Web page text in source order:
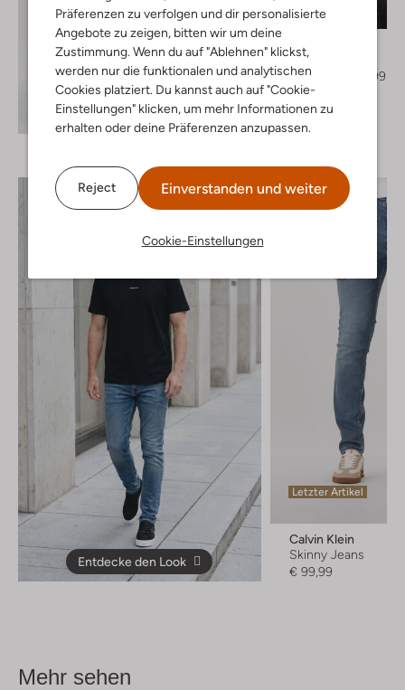
Präferenzen zu verfolgen und dir personalisierte
Angebote zu zeigen, bitten wir um deine
Zustimmung. Wenn du auf "Ablehnen" klickst,
werden nur die funktionalen und analytischen
Cookies platziert. Du kannst auch auf "Cookie-
Einstellungen" klicken, um mehr Informationen zu
erhalten oder deine Präferenzen anzupassen.
Reject Einverstanden und weiter
Cookie-Einstellungen
Entdecke den Look
-30%
Overshirt
€ 129,99
€ 90,99
+ mehr farben
Entdecke den Look
Letzter Artikel
Calvin Klein
Skinny Jeans
€ 99,99
Mehr sehen